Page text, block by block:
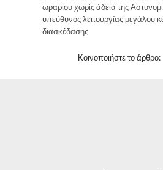
ωραρίου χωρίς άδεια της
υπεύθυνος λειτουργίας μεγάλου
διασκέδασης
Κοινοποιήστε το άρθρο: